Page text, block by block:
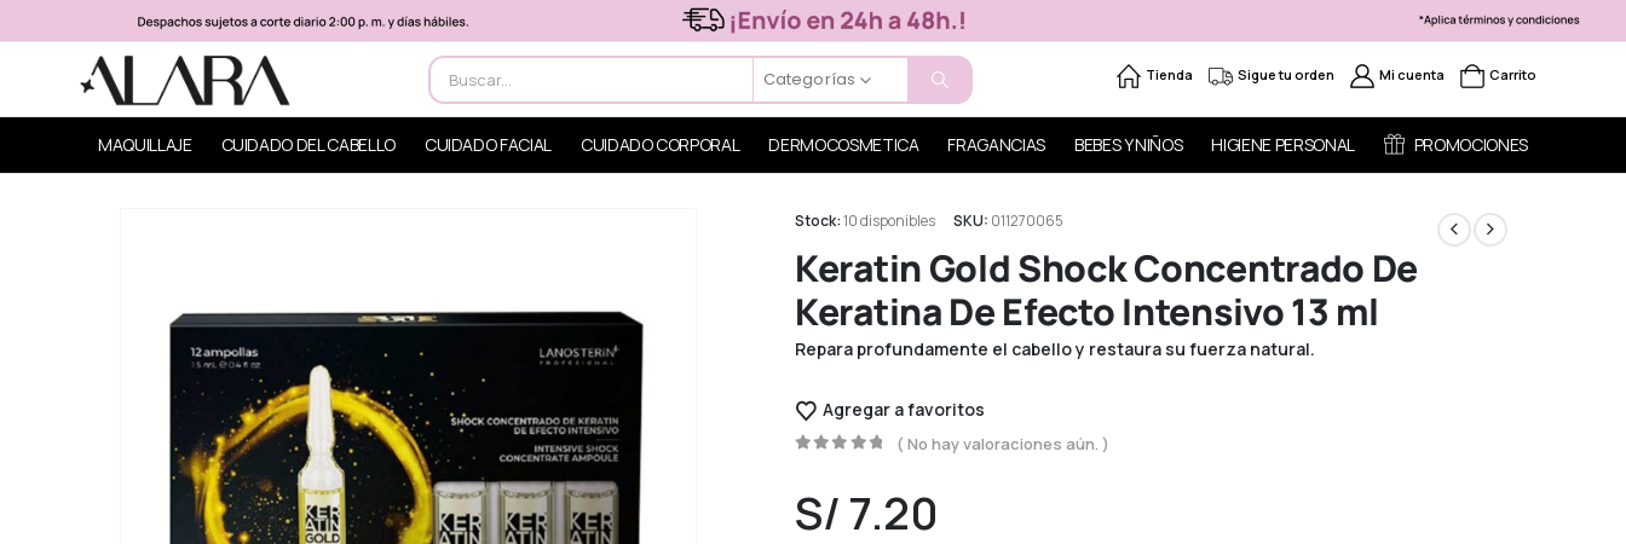
Categorías Tienda Sigue tu orden Mi cuenta Carrito
MAQUILLAJE CUIDADO DEL CABELLO CUIDADO FACIAL CUIDADO CORPORAL DERMOCOSMETICA FRAGANCIAS BEBES Y NIÑOS HIGIENE PERSONAL PROMOCIONES
Stock:10 disponibles SKU: 011270065
Keratin Gold Shock Concentrado De
Keratina De Efecto Intensivo 13 ml
Repara profundamente el cabello y restaura su fuerza natural.
Agregar a favoritos
( No hay valoraciones aún. )
S/ 7.20